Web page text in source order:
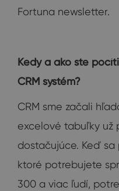
Fortuna newsletter.
Kedy a ako ste
CRM systém?
CRM sme začali
excelové tabuľky už
dostačujúce. Keď
ktoré potrebujete
300 a viac ľudí,